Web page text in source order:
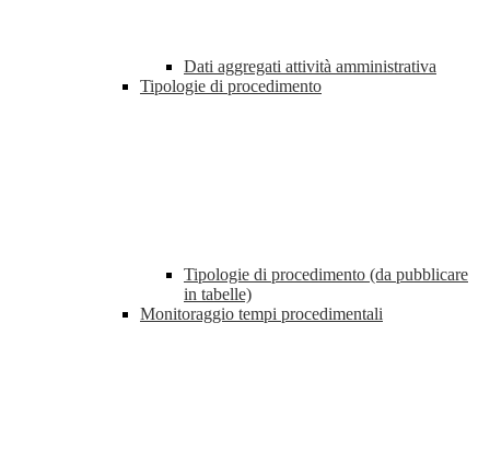
Dati aggregati attività amministrativa
Tipologie di procedimento
Tipologie di procedimento (da pubblicare
in tabelle)
Monitoraggio tempi procedimentali